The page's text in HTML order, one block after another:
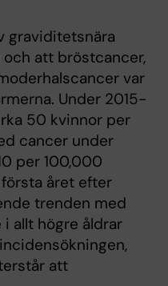
graviditetsnära
att bröstcancer,
var
Under 2015-
50 kvinnor per
cancer under
per 100,000
året efter
trenden med
allt högre åldrar
att